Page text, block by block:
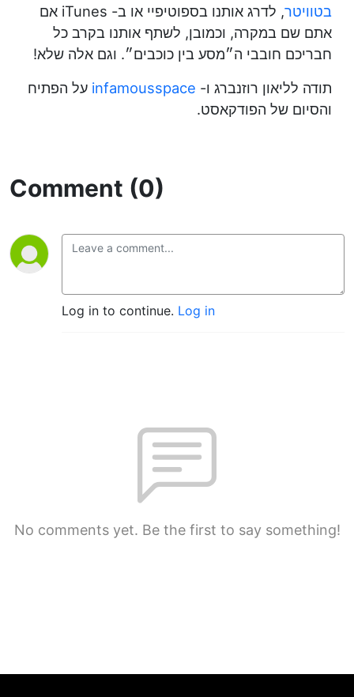
בטוויטר
, לדרג אותנו בספוטיפיי או ב- iTunes אם
אתם שם במקרה, וכמובן, לשתף אותנו בקרב כל
חבריכם חובבי ה״מסע בין כוכבים״. וגם אלה שלא!
תודה לליאון רוזנברג ו- infamousspace על הפתיח
והסיום של הפודקאסט.
Comment (0)
Log in to continue. Log in
No comments yet. Be the first to say something!